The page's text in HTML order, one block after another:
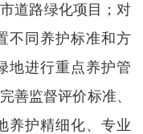
道路绿化项目；对
不同养护标准和方
地进行重点养护管
善监督评价标准、
养护精细化、专业